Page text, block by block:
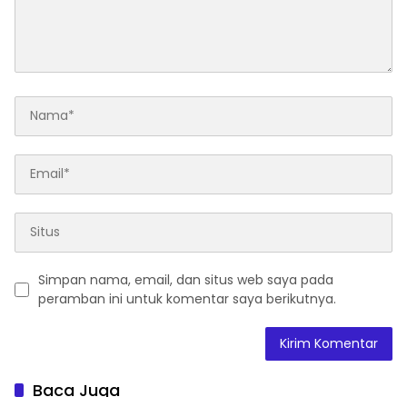
Simpan nama, email, dan situs web saya pada
peramban ini untuk komentar saya berikutnya.
Baca Juga